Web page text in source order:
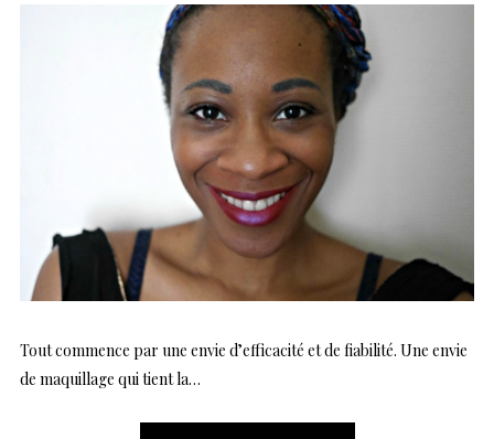
Tout commence par une envie d’efficacité et de fiabilité. Une envie
de maquillage qui tient la…